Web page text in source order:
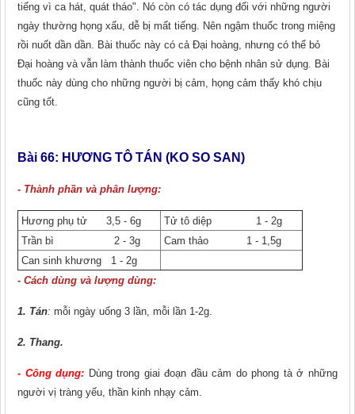
tiếng vì ca hát, quát tháo". Nó còn có tác dụng đối với những người
ngày thường họng xấu, dễ bị mất tiếng. Nên ngậm thuốc trong miệng
rồi nuốt dần dần. Bài thuốc này có cả Đại hoàng, nhưng có thể bỏ
Đại hoàng và vẫn làm thành thuốc viên cho bệnh nhân sử dụng. Bài
thuốc này dùng cho những người bị cảm, họng cảm thấy khó chịu
cũng tốt.
Bài 66: HƯƠNG TÔ TÁN (KO SO SAN)
- Thành phần và phân lượng:
Hương phụ tử 3,5 - 6g
Tử tô diệp 1 - 2g
Trần bì 2 - 3g
Cam thảo 1 - 1,5g
Can sinh khương 1 - 2g
- Cách dùng và lượng dùng:
1. Tán: mỗi ngày uống 3 lần, mỗi lần 1-2g.
2. Thang.
- Công dụng: Dùng trong giai đoạn đầu cảm do phong tà ở những
người vị tràng yếu, thần kinh nhạy cảm.